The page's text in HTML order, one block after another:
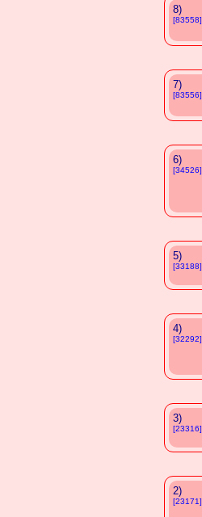
8)
[83558]
7)
[83556]
6)
[34526]
5)
[33188]
4)
[32292]
3)
[23316]
2)
[23171]